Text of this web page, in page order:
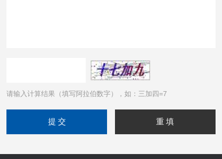
请输入计算结果（填写阿拉伯数字），如：三加四=7